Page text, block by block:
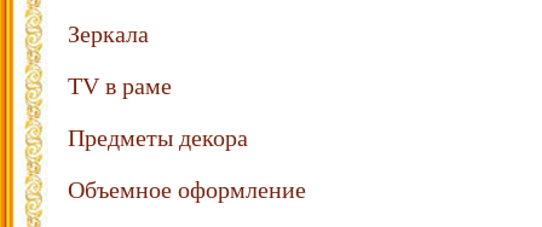
Зеркала
TV в раме
Предметы декора
Объемное оформление